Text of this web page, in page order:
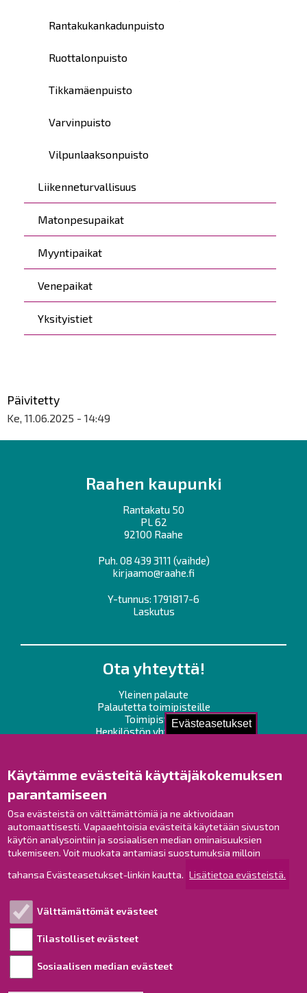
Evästeasetukset
Käytämme evästeitä käyttäjäkokemuksen
parantamiseen
Osa evästeistä on välttämättömiä ja ne aktivoidaan
automaattisesti. Vapaaehtoisia evästeitä käytetään sivuston
käytön analysointiin ja sosiaalisen median ominaisuuksien
tukemiseen. Voit muokata antamiasi suostumuksia milloin
tahansa Evästeasetukset-linkin kautta. Lisätietoa evästeistä.
Välttämättömät evästeet
Tilastolliset evästeet
Sosiaalisen median evästeet
Rantakukankadunpuisto
Ruottalonpuisto
Tikkamäenpuisto
Varvinpuisto
Vilpunlaaksonpuisto
Liikenneturvallisuus
Matonpesupaikat
Myyntipaikat
Venepaikat
Yksityistiet
Päivitetty
Ke, 11.06.2025 - 14:49
Raahen kaupunki
Rantakatu 50
PL 62
92100 Raahe
Puh. 08 439 3111 (vaihde)
kirjaamo@raahe.fi
Y-tunnus: 1791817-6
Laskutus
Ota yhteyttä!
Yleinen palaute
Palautetta toimipisteille
Toimipisteet
Henkilöstön yhteystiedot
Raahe Facebookissa
Raahe Instagramissa
Raahe LinkedInissä
Raahe YouTubessa
Esityslistat ja pöytäkirjat
Viranhaltijapäätökset